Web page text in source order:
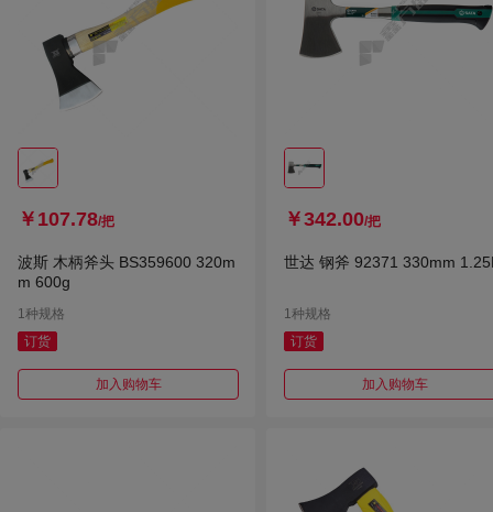
￥107.78/把
波斯 木柄斧头 BS359600 320m
m 600g
1种规格
订货
加入购物车
￥342.00/把
世达 钢斧 92371 330mm
1种规格
订货
加入购物车